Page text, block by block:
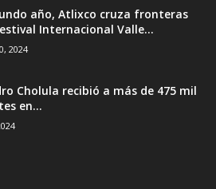
año, Atlixco cruza fronteras
Internacional Valle...
2024
Cholula recibió a más de 475 mil
en...